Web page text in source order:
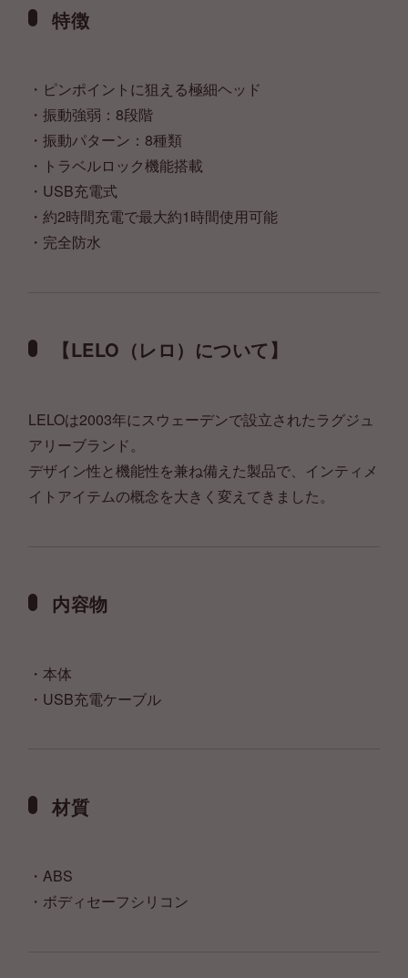
特徴
・ピンポイントに狙える極細ヘッド
・振動強弱：8段階
・振動パターン：8種類
・トラベルロック機能搭載
・USB充電式
・約2時間充電で最大約1時間使用可能
・完全防水
【LELO（レロ）について】
LELOは2003年にスウェーデンで設立されたラグジュ
アリーブランド。
デザイン性と機能性を兼ね備えた製品で、インティメ
イトアイテムの概念を大きく変えてきました。
内容物
・本体
・USB充電ケーブル
材質
・ABS
・ボディセーフシリコン